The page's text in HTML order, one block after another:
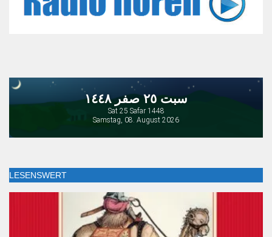
سبت ٢٥ صفر ١٤٤٨
Sat 25 Safar 1448
Samstag, 08. August 2026
LESENSWERT